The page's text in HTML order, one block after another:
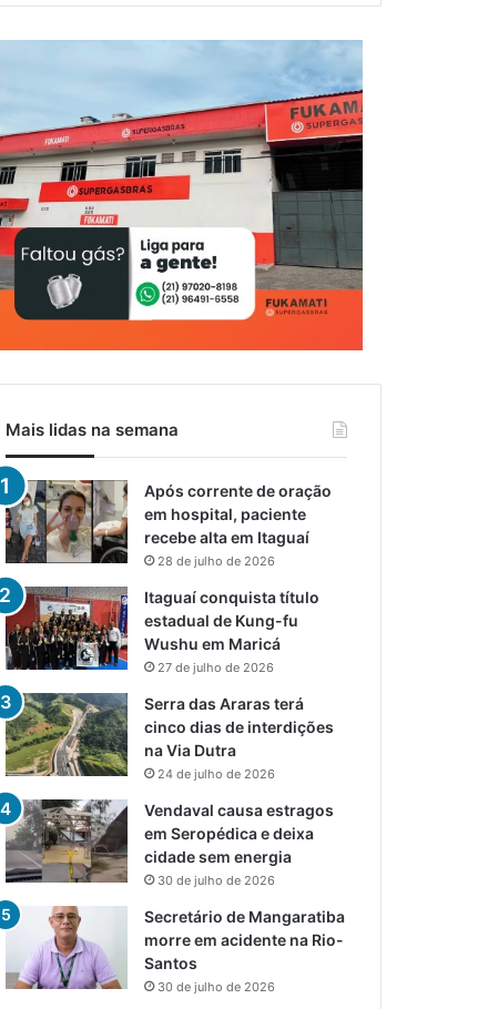
Mais lidas na semana
Após corrente de oração
em hospital, paciente
recebe alta em Itaguaí
28 de julho de 2026
Itaguaí conquista título
estadual de Kung-fu
Wushu em Maricá
27 de julho de 2026
Serra das Araras terá
cinco dias de interdições
na Via Dutra
24 de julho de 2026
Vendaval causa estragos
em Seropédica e deixa
cidade sem energia
30 de julho de 2026
Secretário de Mangaratiba
morre em acidente na Rio-
Santos
30 de julho de 2026